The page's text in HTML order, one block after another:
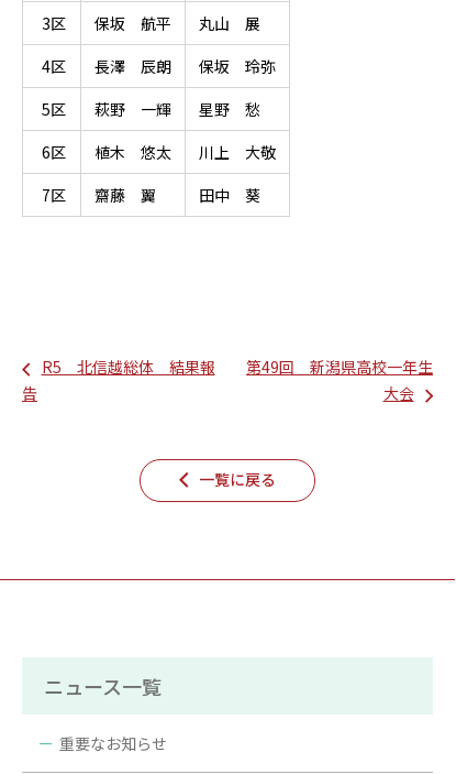
3区
保坂 航平
丸山 展
4区
長澤 辰朗
保坂 玲弥
5区
萩野 一輝
星野 愁
6区
植木 悠太
川上 大敬
7区
齋藤 翼 田中 葵
R5 北信越総体 結果報
告
第49回 新潟県高校一年生
大会
一覧に戻る
ニュース一覧
重要なお知らせ